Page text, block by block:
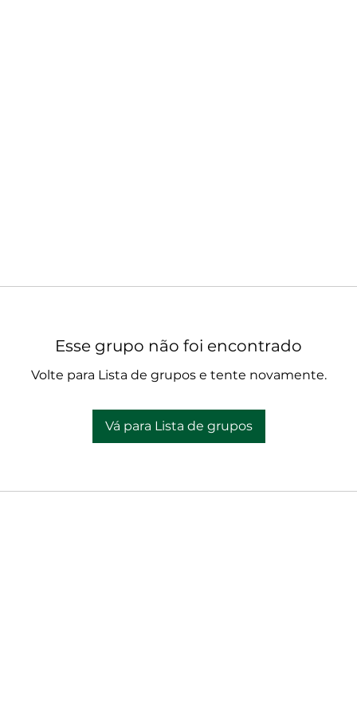
Esse grupo não foi encontrado
Volte para Lista de grupos e tente novamente.
Vá para Lista de grupos